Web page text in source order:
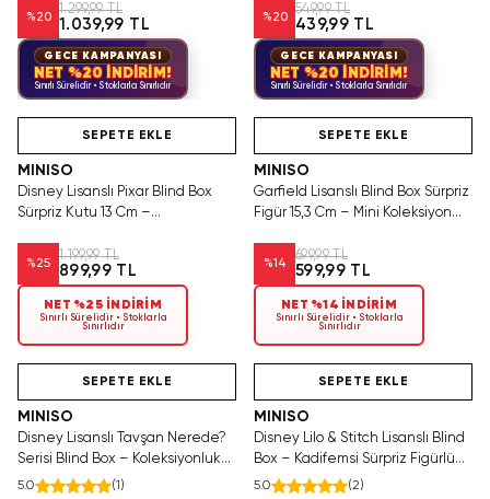
%20
1.299,99 TL
1.039,99 TL
GECE KAMPANYASI
NET %20 İNDİRİM!
Sınırlı Sürelidir • Stoklarla Sınırlıdır
%20
549,99 TL
439,99 TL
GECE KAMPANYASI
NET %20 İNDİRİM!
Sınırlı Sürelidir • Stoklarla Sınırlıdır
SEPETE EKLE
MINISO
Disney Lisanslı Pixar Blind Box
Sürpriz Kutu 13 Cm –
%25
1.199,99 TL
899,99 TL
NET %25 İNDİRİM
Sınırlı Sürelidir • Stoklarla
Sınırlıdır
SEPETE EKLE
MINISO
Garfield Lisanslı Blind Box Sürpriz
Figür 15,3 Cm – Mini Koleksiyon
%14
699,99 TL
599,99 TL
NET %14 İNDİRİM
Sınırlı Sürelidir • Stoklarla
Sınırlıdır
SEPETE EKLE
MINISO
Disney Lisanslı Tavşan Nerede?
Serisi Blind Box – Koleksiyonluk
Sürpriz Kutu
5.0 (1 )
SEPETE EKLE
MINISO
Disney Lilo & Stitch Lisanslı Blind
Box – Kadifemsi Sürpriz Figürlü
Kutu
5.0 (2)